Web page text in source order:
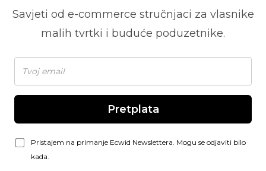
Savjeti od e-commerce stručnjaci za vlasnike
malih tvrtki i buduće poduzetnike.
Pretplata
Pristajem na primanje Ecwid Newslettera. Mogu se odjaviti bilo
kada.